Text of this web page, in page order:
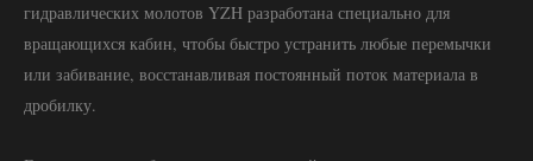
гидравлических молотов YZH разработана специально для
вращающихся кабин, чтобы быстро устранить любые перемычки
или забивание, восстанавливая постоянный поток материала в
дробилку.